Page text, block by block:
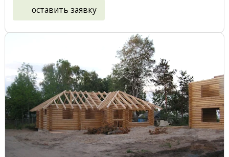
оставить заявку